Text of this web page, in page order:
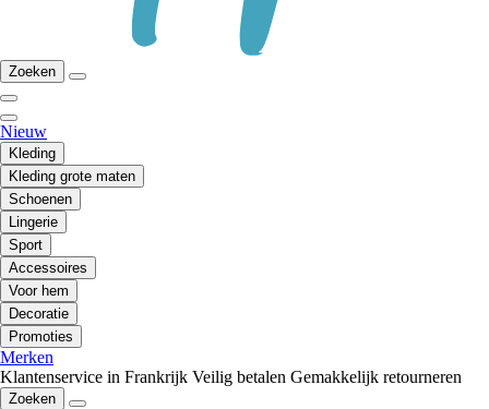
Zoeken
Nieuw
Kleding
Kleding grote maten
Schoenen
Lingerie
Sport
Accessoires
Voor hem
Decoratie
Promoties
Merken
Klantenservice in Frankrijk Veilig betalen Gemakkelijk retourneren
Zoeken